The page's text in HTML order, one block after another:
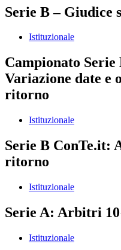
Serie B – Giudice
Istituzionale
Campionato Serie
Variazione date e
ritorno
Istituzionale
Serie B ConTe.it:
ritorno
Istituzionale
Serie A: Arbitri
Istituzionale